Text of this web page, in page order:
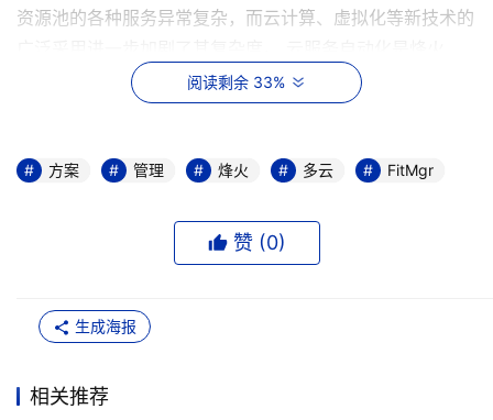
资源池的各种服务异常复杂，而云计算、虚拟化等新技术的
FitMgr云服务保障方案的重要核心。FitMgr为政企用户提供
了跨物理云、虚拟云和专有/公共云资源的统一视图。通过
通他们所需的资源。云服务自动化还可帮助政企用户确保以
特有的快速云编排技术和硬件服务器自动配置技术都可以帮
助政企部署云资源池，极大地提升内部生产率。
技术层出不穷，政企用户在面临能耗需求必须降低、效率急
的挑战。许多政企用户正在寻求一种整体化的云管理方式。
阅读剩余 33%
方案 管理 烽火 多云 FitMgr
赞 (0)
生成海报
相关推荐